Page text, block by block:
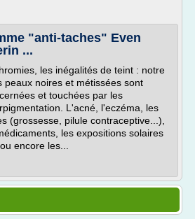
"anti-taches" Even
...
les inégalités de teint : notre
peaux noires et métissées sont
et touchées par les
L'acné, l'eczéma, les
(grossesse, pilule contraceptive...),
les expositions solaires
encore les...